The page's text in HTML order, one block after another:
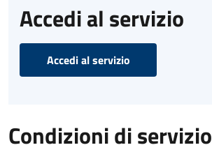
Accedi al servizio
Accedi al servizio
Condizioni di servizio